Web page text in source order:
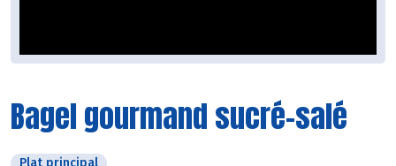
Bagel gourmand sucré-salé